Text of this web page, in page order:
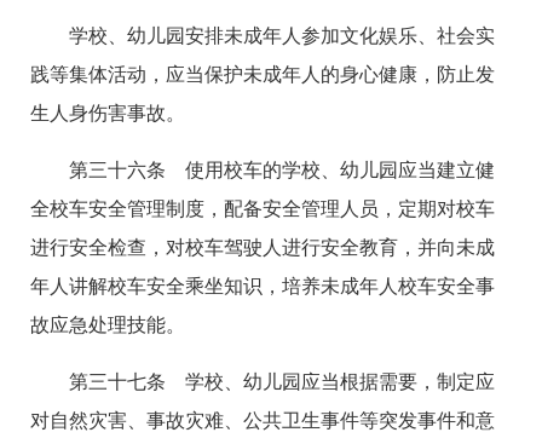
学校、幼儿园安排未成年人参加文化娱乐、社会实
践等集体活动，应当保护未成年人的身心健康，防止发
生人身伤害事故。
第三十六条 使用校车的学校、幼儿园应当建立健
全校车安全管理制度，配备安全管理人员，定期对校车
进行安全检查，对校车驾驶人进行安全教育，并向未成
年人讲解校车安全乘坐知识，培养未成年人校车安全事
故应急处理技能。
第三十七条 学校、幼儿园应当根据需要，制定应
对自然灾害、事故灾难、公共卫生事件等突发事件和意